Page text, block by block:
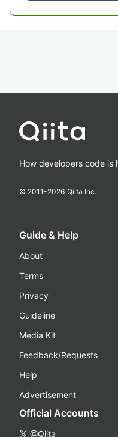
How developers code is
© 2011-2026 Qiita Inc.
Guide & Help
About
Terms
Privacy
Guideline
Media Kit
Feedback/Requests
Help
Advertisement
Official Accounts
@Qiita